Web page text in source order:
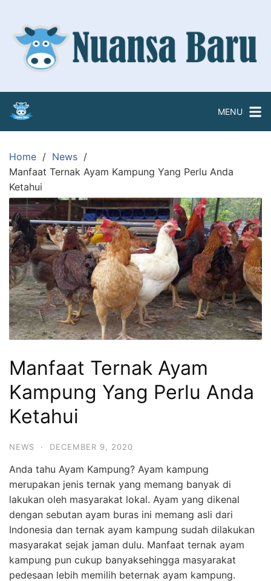
content
MENU
Home
News
Manfaat Ternak Ayam Kampung Yang Perlu Anda
Ketahui
Manfaat Ternak Ayam
Kampung Yang Perlu Anda
Ketahui
NEWS · DECEMBER 9, 2020
Anda tahu Ayam Kampung? Ayam kampung
merupakan jenis ternak yang memang banyak di
lakukan oleh masyarakat lokal. Ayam yang dikenal
dengan sebutan ayam buras ini memang asli dari
Indonesia dan ternak ayam kampung sudah dilakukan
masyarakat sejak jaman dulu. Manfaat ternak ayam
kampung pun cukup banyaksehingga masyarakat
pedesaan lebih memilih beternak ayam kampung.